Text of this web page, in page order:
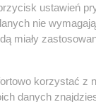
z kotem
paprykarze”.
ze Szczecina
Szczecin
ustawień
nie
miały
korzystać z
danych